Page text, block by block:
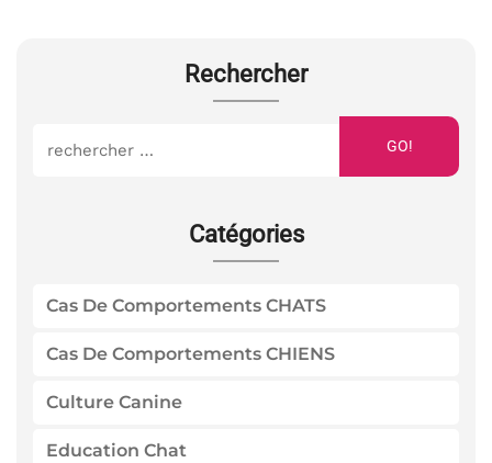
Rechercher
GO!
Catégories
Cas De Comportements CHATS
Cas De Comportements CHIENS
Culture Canine
Education Chat